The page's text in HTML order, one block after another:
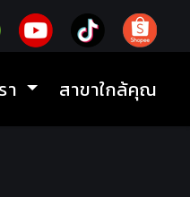
า สาขาใกล้คุณ